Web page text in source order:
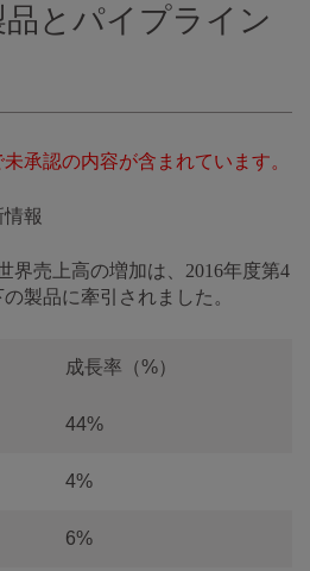
とパイプライン
承認の内容が含まれています。
報
界売上高の増加は、2016年度第4
製品に牽引されました。
成長率（%）
44%
4%
6%